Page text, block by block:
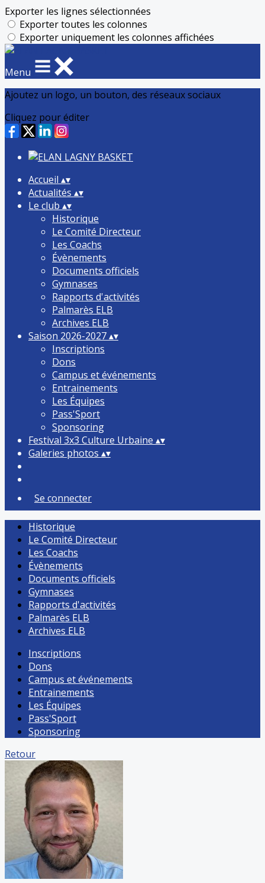
Exporter les lignes sélectionnées
Exporter toutes les colonnes
Exporter uniquement les colonnes affichées
Menu
Ajoutez un logo, un bouton, des réseaux sociaux
Cliquez pour éditer
Accueil ▴▾
Actualités ▴▾
Le club ▴▾
Historique
Le Comité Directeur
Les Coachs
Évènements
Documents officiels
Gymnases
Rapports d'activités
Palmarès ELB
Archives ELB
Saison 2026-2027▴▾
Inscriptions
Dons
Campus et événements
Entrainements
Les Équipes
Pass'Sport
Sponsoring
Festival 3x3 Culture Urbaine ▴▾
Galeries photos ▴▾
Se connecter
Historique
Le Comité Directeur
Les Coachs
Évènements
Documents officiels
Gymnases
Rapports d'activités
Palmarès ELB
Archives ELB
Inscriptions
Dons
Campus et événements
Entrainements
Les Équipes
Pass'Sport
Sponsoring
Retour